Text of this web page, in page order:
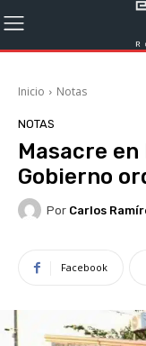
Inicio Notas
NOTAS
Masacre
Gobierno
Por Carlos
Facebook